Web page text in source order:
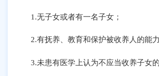
1.无子女或者有一名子女；
2.有抚养、教育和保护被收养人的能力
3.未患有医学上认为不应当收养子女的